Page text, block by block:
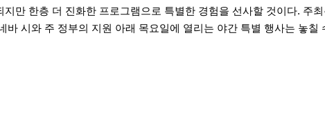
만 한층 더 진화한 프로그램으로 특별한 경험을 선사할 것이다. 주
시와 주 정부의 지원 아래 목요일에 열리는 야간 특별 행사는 놓칠